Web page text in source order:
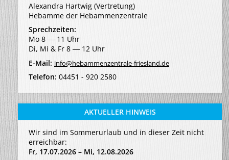
Alexandra Hartwig (Vertretung)
Hebamme der Hebammenzentrale
Sprechzeiten:
Mo 8 ― 11 Uhr
Di, Mi & Fr 8 ― 12 Uhr
E-Mail: info@hebammenzentrale-friesland.de
Telefon: 04451 - 920 2580
AKTUELLER HINWEIS
Wir sind im Sommerurlaub und in dieser Zeit nicht
erreichbar:
Fr, 17.07.2026 – Mi, 12.08.2026